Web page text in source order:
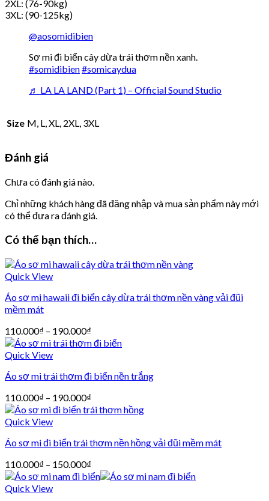
2XL: (76-90kg)
3XL: (90-125kg)
@aosomidibien
Sơ mi đi biển cây dừa trái thơm nền xanh.
#somidibien#somicaydua
♬ LA LA LAND (Part 1) – Official Sound Studio
Size M, L, XL, 2XL, 3XL
Đánh giá
Chưa có đánh giá nào.
Chỉ những khách hàng đã đăng nhập và mua sản phẩm này mới
có thể đưa ra đánh giá.
Có thể bạn thích…
Quick View
Áo sơ mi hawaii đi biển cây dừa trái thơm nền vàng vải đũi
mềm mát
110.000₫ – 190.000₫
Quick View
Áo sơ mi trái thơm đi biển nền trắng
110.000₫ – 190.000₫
Quick View
Áo sơ mi đi biển trái thơm nền hồng vải đũi mềm mát
110.000₫ – 150.000₫
Quick View